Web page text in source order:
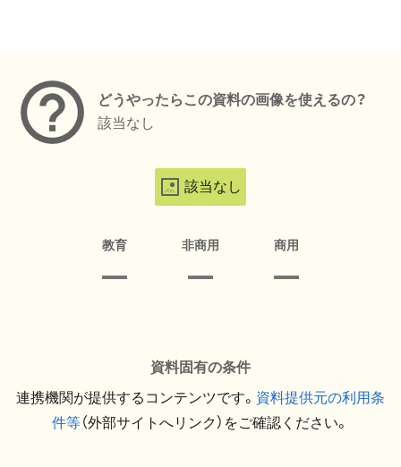
どうやったらこの資料の画像を使えるの？
該当なし
該当なし
教育 非商用 商用
資料固有の条件
連携機関が提供するコンテンツです。 資料提供元の利用条
件等（外部サイトへリンク）をご確認ください。